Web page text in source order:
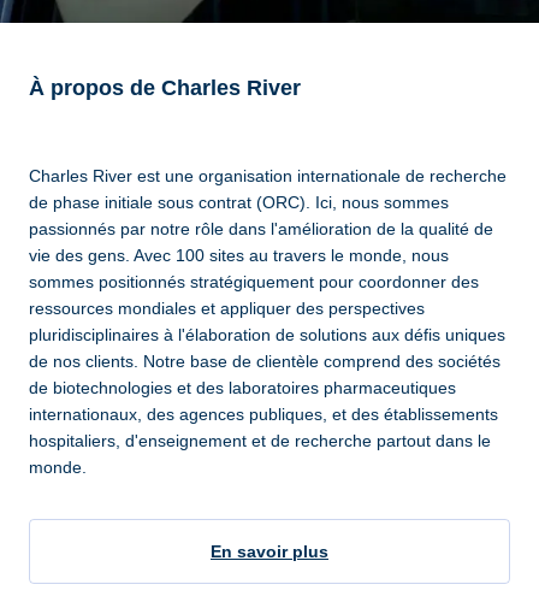
À propos de Charles River
Charles River est une organisation internationale de recherche
de phase initiale sous contrat (ORC). Ici, nous sommes
passionnés par notre rôle dans l'amélioration de la qualité de
vie des gens. Avec 100 sites au travers le monde, nous
sommes positionnés stratégiquement pour coordonner des
ressources mondiales et appliquer des perspectives
pluridisciplinaires à l'élaboration de solutions aux défis uniques
de nos clients. Notre base de clientèle comprend des sociétés
de biotechnologies et des laboratoires pharmaceutiques
internationaux, des agences publiques, et des établissements
hospitaliers, d'enseignement et de recherche partout dans le
monde.
En savoir plus